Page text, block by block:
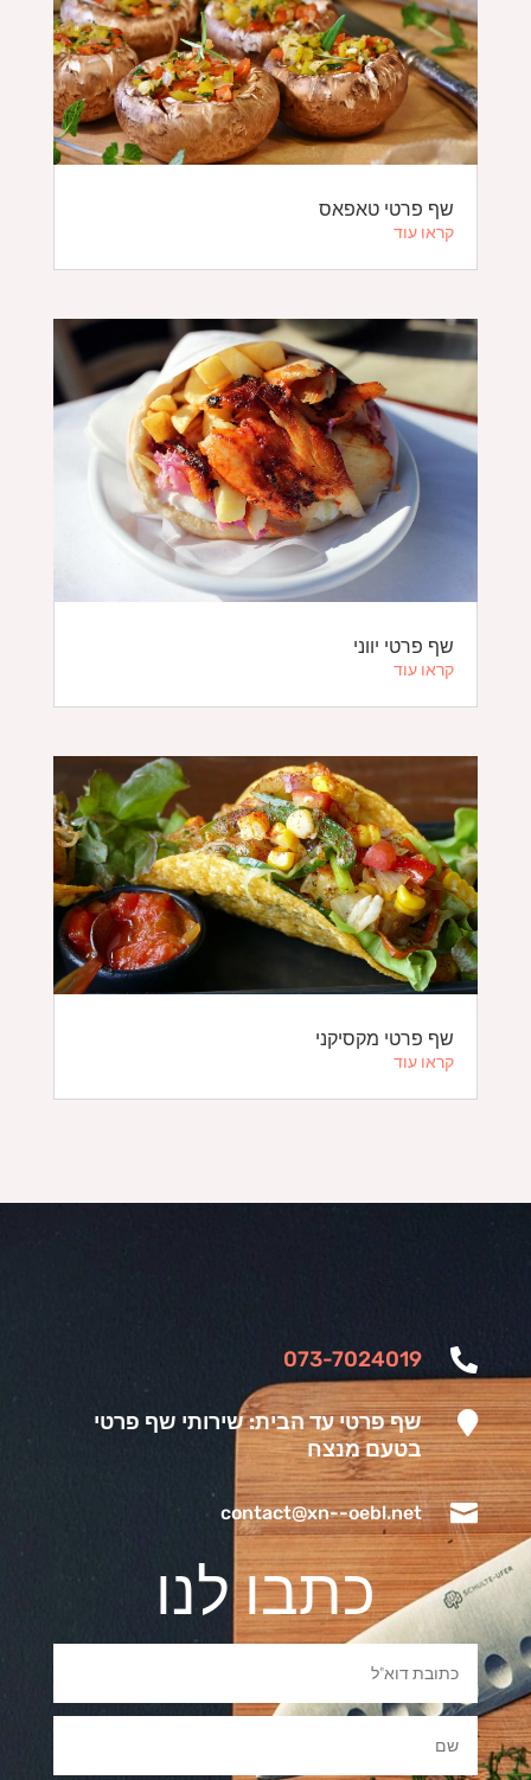
שף פרטי טאפאס
קראו עוד
שף פרטי יווני
קראו עוד
שף פרטי מקסיקני
קראו עוד

073-7024019

שף פרטי עד הבית: שירותי שף פרטי
בטעם מנצח

contact@xn--oebl.net
כתבו לנו